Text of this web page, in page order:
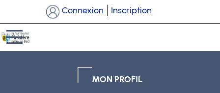
Connexion Inscription
Ouvrir le menu
MON PROFIL